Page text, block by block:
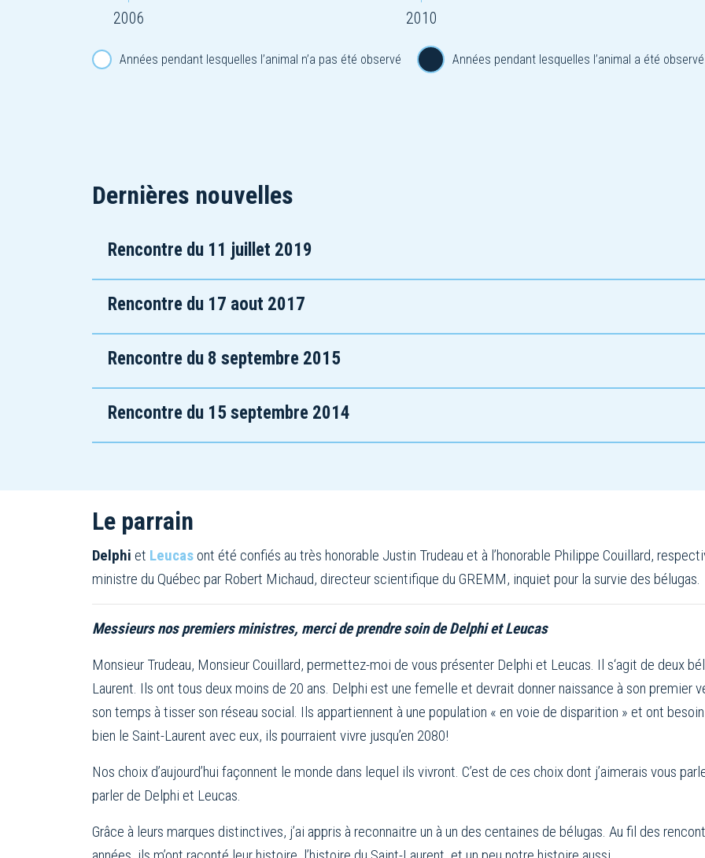
2006 2010
Années pendant lesquelles l’animal n’a pas été observé Années pendant lesquelles l’animal a été observé
Dernières nouvelles
Rencontre du 11 juillet 2019
Rencontre du 17 aout 2017
Rencontre du 8 septembre 2015
Rencontre du 15 septembre 2014
Le parrain
Delphi et Leucas ont été confiés au très honorable Justin Trudeau et à l’honorable Philippe Couillard,
ministre du Québec par Robert Michaud, directeur scientifique du GREMM, inquiet pour la survie des bélugas.
Messieurs nos premiers ministres, merci de prendre soin de Delphi et Leucas
Monsieur Trudeau, Monsieur Couillard, permettez-moi de vous présenter Delphi et Leucas. Il s‘agit de deux
Laurent. Ils ont tous deux moins de 20 ans. Delphi est une femelle et devrait donner naissance à son premier
son temps à tisser son réseau social. Ils appartiennent à une population « en voie de disparition » et ont
bien le Saint-Laurent avec eux, ils pourraient vivre jusqu’en 2080!
Nos choix d’aujourd’hui façonnent le monde dans lequel ils vivront. C’est de ces choix dont j’aimerais vous
parler de Delphi et Leucas.
Grâce à leurs marques distinctives, j’ai appris à reconnaitre un à un des centaines de bélugas. Au fil des